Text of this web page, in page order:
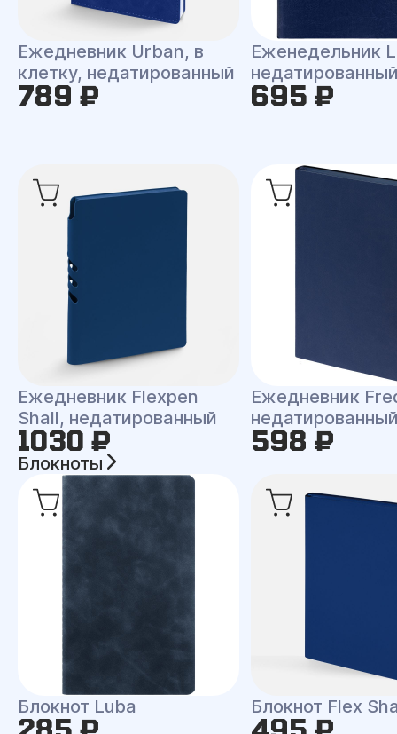
Ежедневник Urban, в
клетку, недатированный
789 ₽
Еженедельник
695 ₽
Ежедневник Flexpen
Shall, недатированный
1030 ₽
Ежедневник
598 ₽
Блокноты
Блокнот Luba Блокнот Flex